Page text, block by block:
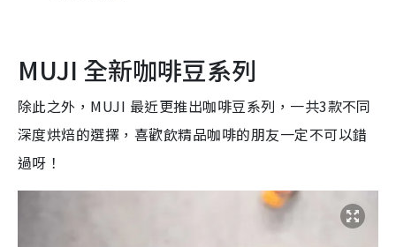
MUJI 全新咖啡豆系列
除此之外，MUJI 最近更推出咖啡豆系列，一共3款不同
深度烘焙的選擇，喜歡飲精品咖啡的朋友一定不可以錯
過呀！